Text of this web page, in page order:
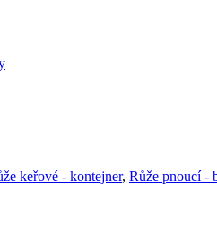
keřové - kontejner, Růže pnoucí -